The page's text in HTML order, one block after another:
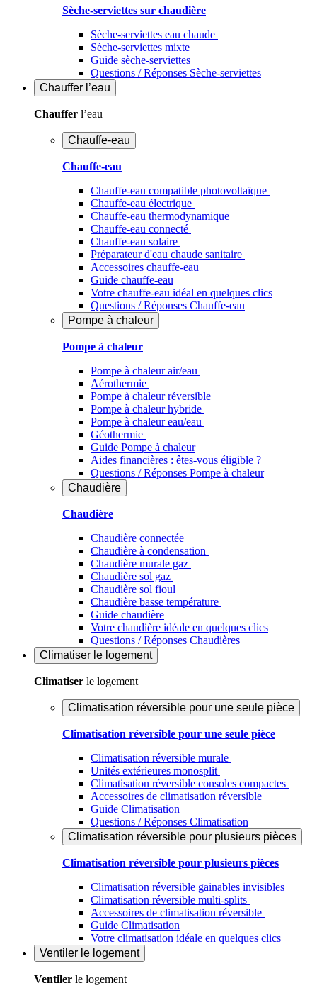
Sèche-serviettes sur chaudière
Sèche-serviettes eau chaude
Sèche-serviettes mixte
Guide sèche-serviettes
Questions / Réponses Sèche-serviettes
Chauffer l’eau
Chauffer l’eau
Chauffe-eau
Chauffe-eau
Chauffe-eau compatible photovoltaïque
Chauffe-eau électrique
Chauffe-eau thermodynamique
Chauffe-eau connecté
Chauffe-eau solaire
Préparateur d'eau chaude sanitaire
Accessoires chauffe-eau
Guide chauffe-eau
Votre chauffe-eau idéal en quelques clics
Questions / Réponses Chauffe-eau
Pompe à chaleur
Pompe à chaleur
Pompe à chaleur air/eau
Aérothermie
Pompe à chaleur réversible
Pompe à chaleur hybride
Pompe à chaleur​ eau/eau
Géothermie
Guide Pompe à chaleur
Aides financières : êtes-vous éligible ?
Questions / Réponses Pompe à chaleur
Chaudière
Chaudière
Chaudière connectée
Chaudière à condensation
Chaudière murale gaz
Chaudière sol gaz
Chaudière sol fioul
Chaudière basse température
Guide chaudière
Votre chaudière idéale en quelques clics
Questions / Réponses Chaudières
Climatiser le logement
Climatiser le logement
Climatisation réversible pour une seule pièce
Climatisation réversible pour une seule pièce
Climatisation réversible murale
Unités extérieures monosplit
Climatisation réversible consoles compactes
Accessoires de climatisation réversible
Guide Climatisation
Questions / Réponses Climatisation
Climatisation réversible pour plusieurs pièces
Climatisation réversible pour plusieurs pièces
Climatisation réversible gainables invisibles
Climatisation réversible multi-splits
Accessoires de climatisation réversible
Guide Climatisation
Votre climatisation idéale en quelques clics
Ventiler le logement
Ventiler le logement